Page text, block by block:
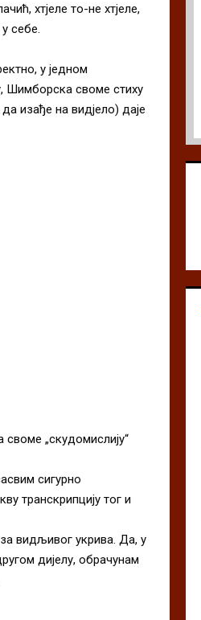
хтјеле то-не хтјеле,
себе.
у једном
Шимборска своме стиху
изађе на видјело) даје
„скудомислију“
сигурно
транскрипцију тог и
видљивог укрива. Да, у
дијелу, обрачунам